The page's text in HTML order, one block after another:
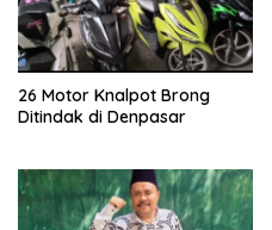
26 Motor Knalpot Brong
Ditindak di Denpasar